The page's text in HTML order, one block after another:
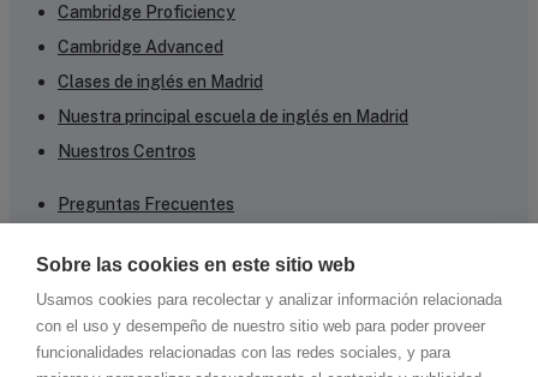
Cambridge Proficiency
Cambridge Advanced
Clases de inglés en Madrid
Nuestra principal escuela de inglés en Madrid
Nuestros Centros
Preguntas Frecuentes
Aprender Inglés Online
Business English
Inglés para Negocios
Sobre las cookies en este sitio web
Usamos cookies para recolectar y analizar información relacionada
con el uso y desempeño de nuestro sitio web para poder proveer
funcionalidades relacionadas con las redes sociales, y para